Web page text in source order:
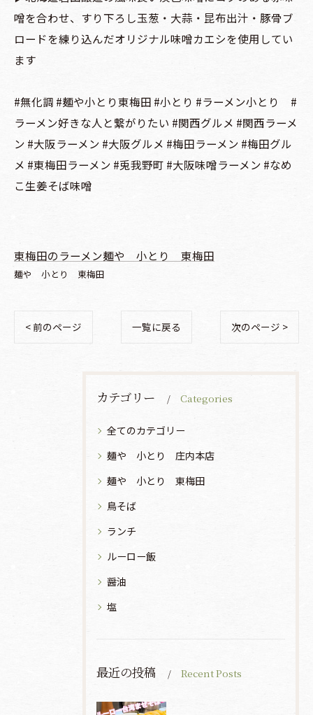
噌を合わせ、すり下ろし玉葱・大蒜・昆布出汁・豚骨ブ
ロードを練り込んだオリジナル味噌カエシを使用してい
ます
#無化調 #麺や小とり東梅田 #小とり #ラーメン小とり #
ラーメン好きな人と繋がりたい #関西グルメ #関西ラーメ
ン #大阪ラーメン #大阪グルメ #梅田ラーメン #梅田グル
メ #東梅田ラーメン #兎我野町 #大阪味噌ラーメン #なめ
こ生姜そば味噌
東梅田のラーメン麺や 小とり 東梅田
麺や 小とり 東梅田
< 前のページ 一覧に戻る 次のページ >
カテゴリー Categories
全てのカテゴリー
麺や 小とり 庄内本店
麺や 小とり 東梅田
鳥そば
ランチ
ルーロー飯
醤油
塩
最近の投稿 Recent Posts